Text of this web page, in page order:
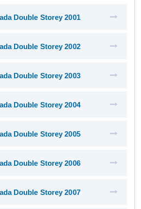
Double Storey 2001
Double Storey 2002
Double Storey 2003
Double Storey 2004
Double Storey 2005
Double Storey 2006
Double Storey 2007